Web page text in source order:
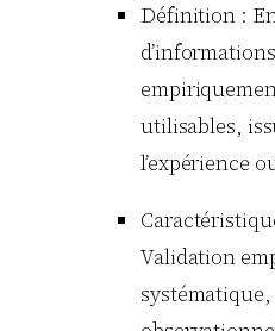
Définition :
utilisables,
l’expérience
Validation